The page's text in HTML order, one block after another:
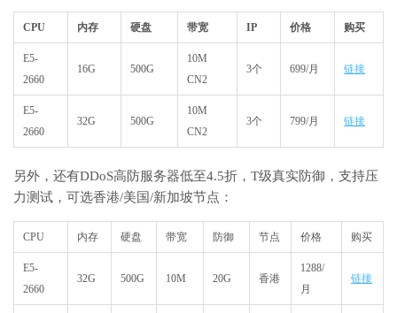
CPU 内存 硬盘 带宽 IP 价格 购买
E5-
2660
16G 500G
10M
CN2
3个 699/月 链接
E5-
2660
32G 500G
10M
CN2
3个 799/月 链接
另外，还有DDoS高防服务器低至4.5折，T级真实防御，支持压
力测试，可选香港/美国/新加坡节点：
CPU 内存 硬盘 带宽 防御 节点 价格 购买
E5-
2660
32G 500G 10M 20G 香港
1288/
月
链接